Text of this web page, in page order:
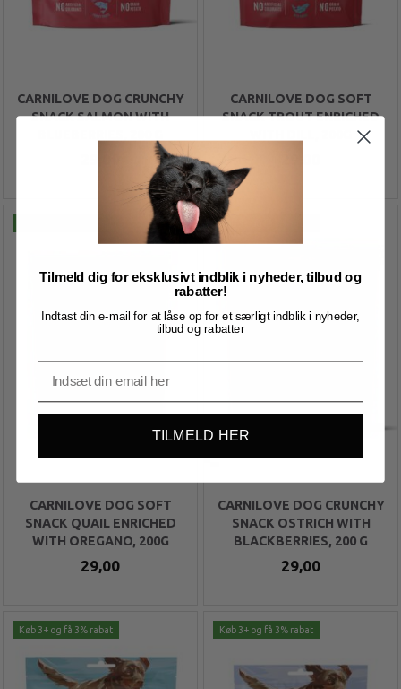
CARNILOVE DOG CRUNCHY
SNACK SALMON WITH
CARNILOVE DOG SOFT
SNACK TROUT ENRICHED
CARNILOVE DOG SOFT
SNACK QUAIL ENRICHED
WITH OREGANO, 200G
29,00
Køb 3+ og få 3% rabat
CARNILOVE DOG CRUNCHY
SNACK OSTRICH WITH
BLACKBERRIES, 200 G
29,00
Køb 3+ og få 3% rabat Køb 3+ og få 3% rabat
Tilmeld dig for eksklusivt indblik i nyheder, tilbud og
rabatter!
Indtast din e-mail for at låse op for et særligt indblik i nyheder,
tilbud og rabatter
TILMELD HER